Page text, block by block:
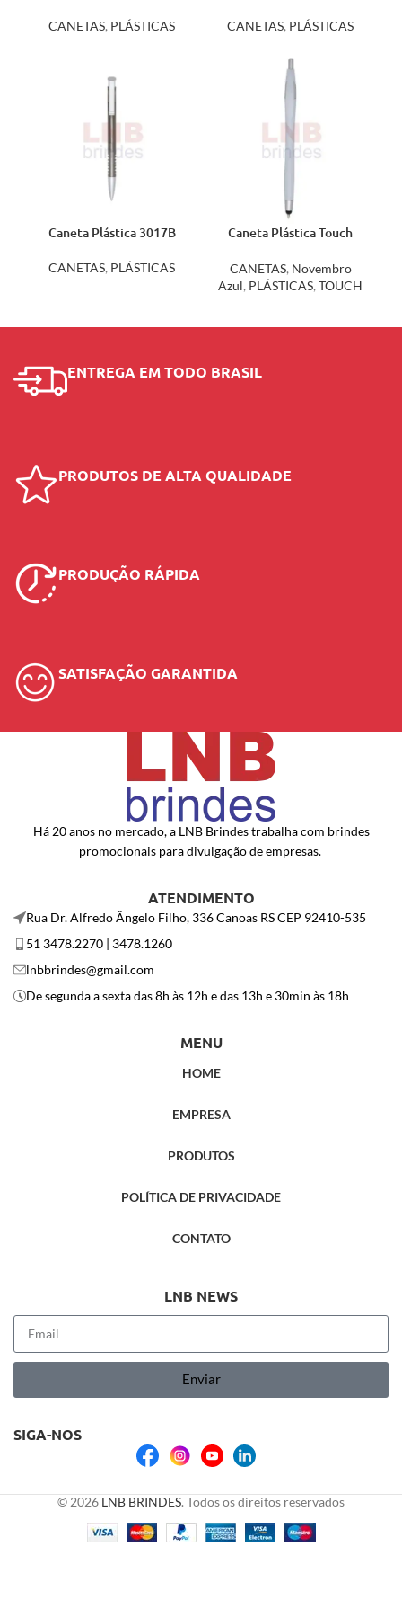
CANETAS, PLÁSTICAS CANETAS, PLÁSTICAS
Caneta Plástica 3017B
CANETAS, PLÁSTICAS
Caneta Plástica Touch
CANETAS, Novembro
Azul, PLÁSTICAS, TOUCH
ENTREGA EM TODO BRASIL
PRODUTOS DE ALTA QUALIDADE
PRODUÇÃO RÁPIDA
SATISFAÇÃO GARANTIDA
Há 20 anos no mercado, a LNB Brindes trabalha com brindes
promocionais para divulgação de empresas.
ATENDIMENTO
Rua Dr. Alfredo Ângelo Filho, 336 Canoas RS CEP 92410-535
51 3478.2270 | 3478.1260
lnbbrindes@gmail.com
De segunda a sexta das 8h às 12h e das 13h e 30min às 18h
MENU
HOME
EMPRESA
PRODUTOS
POLÍTICA DE PRIVACIDADE
CONTATO
LNB NEWS
Enviar
SIGA-NOS
© 2026 LNB BRINDES. Todos os direitos reservados